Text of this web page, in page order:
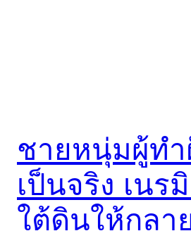
ชายหนุ่มผู้ท
เป็นจริง เนร
ใต้ดินให้กลา